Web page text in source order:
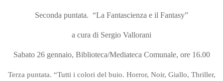
Seconda puntata. “La Fantascienza e il Fantasy”
a cura di Sergio Vallorani
Sabato 26 gennaio, Biblioteca/Mediateca Comunale, ore 16.00
Terza puntata. “Tutti i colori del buio. Horror, Noir, Giallo, Thriller,